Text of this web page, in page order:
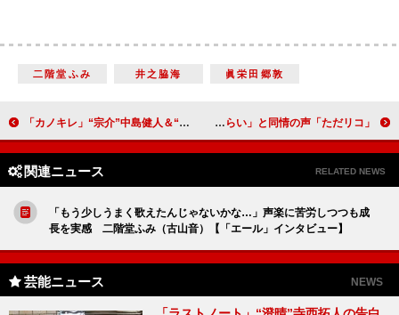
二階堂ふみ 井之脇海 眞栄田郷敦
「カノキレ」“宗介”中島健人＆“樋口” 赤楚衛二がトレンド入り 「かっこ良過ぎてニヤニヤが止まらない」 「ただリコ」北山宏光のクズ男ぶりに「ギャップがすごい」 “萌”萩原みのりに「つらい」と同情の声
関連ニュース RELATED NEWS
「もう少しうまく歌えたんじゃないかな…」声楽に苦労しつつも成
長を実感 二階堂ふみ（古山音）【「エール」インタビュー】
芸能ニュース NEWS